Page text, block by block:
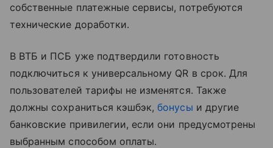
собственные платежные сервисы, потребуются
технические доработки.
В ВТБ и ПСБ уже подтвердили готовность
подключиться к универсальному QR в срок. Для
пользователей тарифы не изменятся. Также
должны сохраниться кэшбэк,бонусы и другие
банковские привилегии, если они предусмотрены
выбранным способом оплаты.